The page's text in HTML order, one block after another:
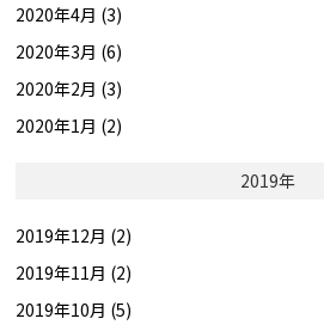
2020年4月 (3)
2020年3月 (6)
2020年2月 (3)
2020年1月 (2)
2019年
2019年12月 (2)
2019年11月 (2)
2019年10月 (5)